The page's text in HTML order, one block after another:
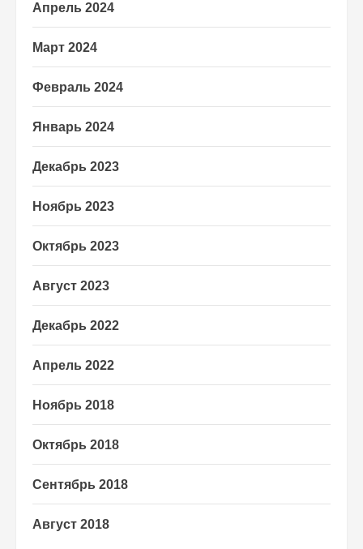
Апрель 2024
Март 2024
Февраль 2024
Январь 2024
Декабрь 2023
Ноябрь 2023
Октябрь 2023
Август 2023
Декабрь 2022
Апрель 2022
Ноябрь 2018
Октябрь 2018
Сентябрь 2018
Август 2018